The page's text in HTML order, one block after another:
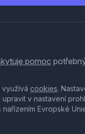
pomoc
využívá cookies.
v nastavení
Evropské